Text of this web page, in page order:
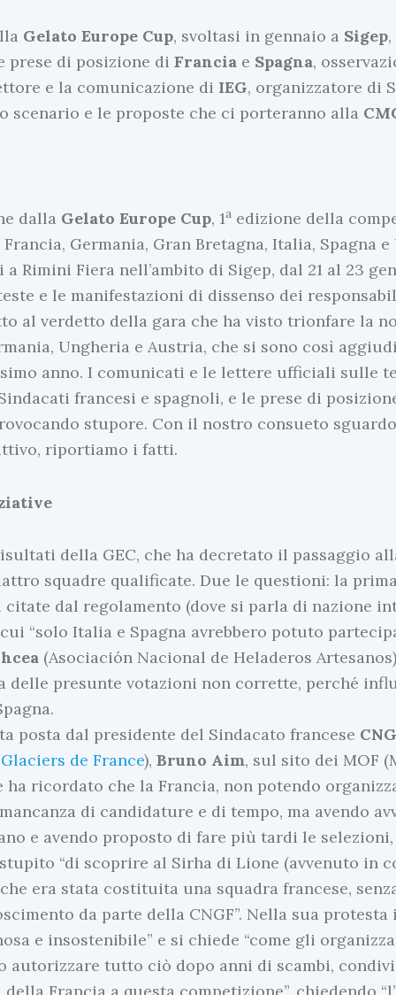
Gelato Europe Cup, svoltasi in gennaio a Sigep
prese di posizione di Francia e Spagna,
e la comunicazione di IEG, organizzatore di
scenario e le proposte che ci porteranno alla
dalla Gelato Europe Cup, 1a edizione della
Germania, Gran Bretagna, Italia, Spagna
Rimini Fiera nell’ambito di Sigep, dal 21 al 23
e le manifestazioni di dissenso dei
al verdetto della gara che ha visto trionfare la
Ungheria e Austria, che si sono così
anno. I comunicati e le lettere ufficiali sulle
francesi e spagnoli, e le prese di
stupore. Con il nostro consueto
riportiamo i fatti.
della GEC, che ha decretato il passaggio
squadre qualificate. Due le questioni: la
dal regolamento (dove si parla di nazione
“solo Italia e Spagna avrebbero potuto
(Asociación Nacional de Heladeros Artesanos)
delle presunte votazioni non corrette, perché
posta dal presidente del Sindacato francese
de France), Bruno Aim, sul sito dei MOF
ha ricordato che la Francia, non potendo
di candidature e di tempo, ma avendo
e avendo proposto di fare più tardi le
“di scoprire al Sirha di Lione (avvenuto in
era stata costituita una squadra francese,
da parte della CNGF”. Nella sua protesta
e insostenibile” e si chiede “come gli
autorizzare tutto ciò dopo anni di scambi,